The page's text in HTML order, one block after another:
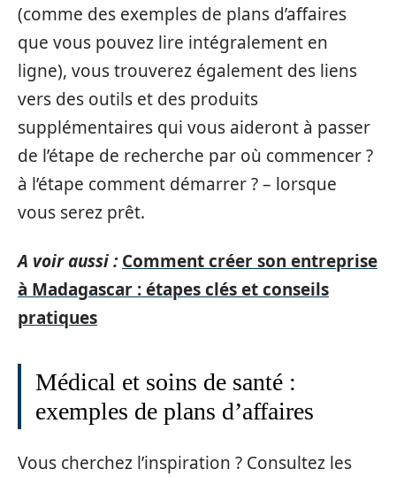
(comme des exemples de plans d’affaires
que vous pouvez lire intégralement en
ligne), vous trouverez également des liens
vers des outils et des produits
supplémentaires qui vous aideront à passer
de l’étape de recherche par où commencer ?
à l’étape comment démarrer ? – lorsque
vous serez prêt.
A voir aussi : Comment créer son entreprise
à Madagascar : étapes clés et conseils
pratiques
Médical et soins de santé :
exemples de plans d’affaires
Vous cherchez l’inspiration ? Consultez les